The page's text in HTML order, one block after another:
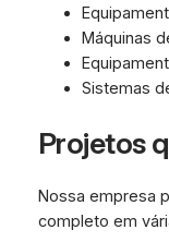
Máquinas
Sistemas
Projetos
Nossa empresa
completo em